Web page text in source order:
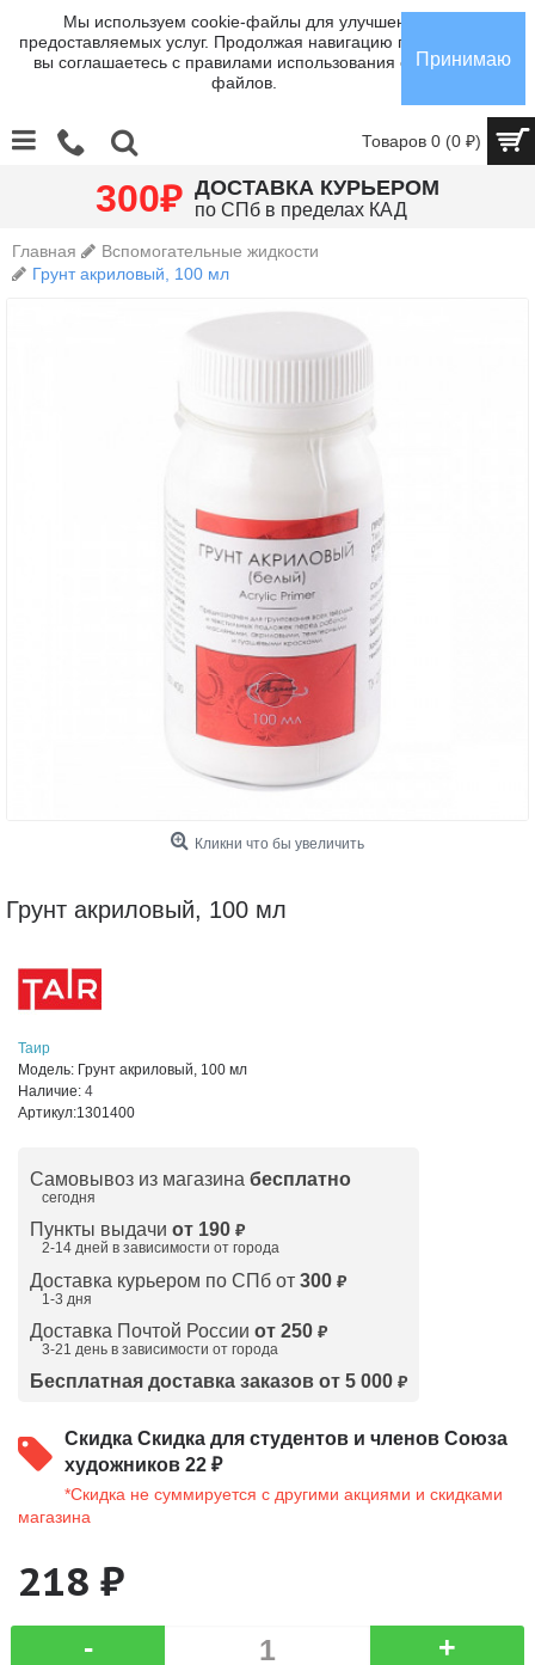
Мы используем cookie-файлы для улучшения
предоставляемых услуг. Продолжая навигацию по сайту,
вы соглашаетесь с правилами использования cookie-
файлов.
Принимаю
Товаров 0 (0 ₽)
300₽ ДОСТАВКА КУРЬЕРОМ
по СПб в пределах КАД
Главная
Вспомогательные жидкости
Грунт акриловый, 100 мл
Кликни что бы увеличить
Грунт акриловый, 100 мл
Таир
Модель: Грунт акриловый, 100 мл
Наличие: 4
Артикул:1301400
Самовывоз из магазина бесплатно
сегодня
Пункты выдачи от 190 ₽
2-14 дней в зависимости от города
Доставка курьером по СПб от 300 ₽
1-3 дня
Доставка Почтой России от 250 ₽
3-21 день в зависимости от города
Бесплатная доставка заказов от 5 000 ₽
Скидка Скидка для студентов и членов Союза
художников 22 ₽
*Скидка не суммируется с другими акциями и скидками
магазина
218 ₽
- +